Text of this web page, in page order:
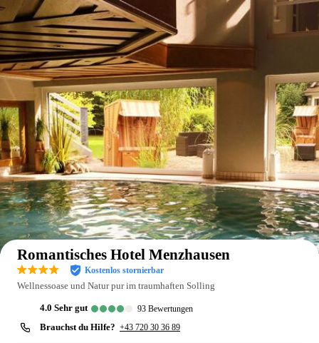
Auf der Karte anzeigen
Romantisches Hotel Menzhausen
Kostenlos stornierbar
Wellnessoase und Natur pur im traumhaften Solling
4.0 sehr gut 93 Bewertungen
Brauchst du Hilfe? +43 720 30 36 89